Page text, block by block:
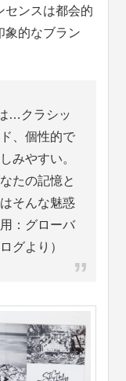
センスは都会的
象的なブラン
…クラシッ
、個性的で
みやすい。
たの記憶と
そんな魅惑
：グローバ
グより）